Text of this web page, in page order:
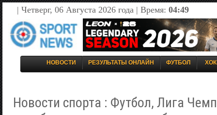
| Четверг, 06 Августа 2026 года | Время: 04:49
НОВОСТИ РЕЗУЛЬТАТЫ ОНЛАЙН ФУТБОЛ
Новости спорта : Футбол, Лига